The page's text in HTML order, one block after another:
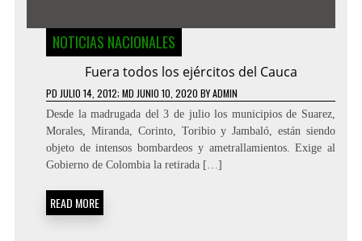
NOTICIAS NACIONALES
Fuera todos los ejércitos del Cauca
PD JULIO 14, 2012; MD JUNIO 10, 2020 BYADMIN
Desde la madrugada del 3 de julio los municipios de Suarez,
Morales, Miranda, Corinto, Toribio y Jambaló, están siendo
objeto de intensos bombardeos y ametrallamientos. Exige al
Gobierno de Colombia la retirada […]
READ MORE